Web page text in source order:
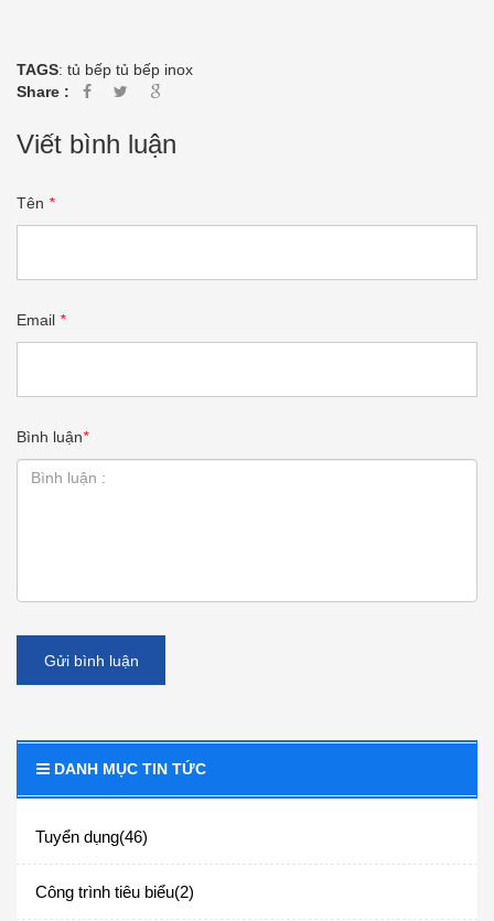
DANH MỤC TIN TỨC
Tuyển dụng(46)
Công trình tiêu biểu(2)
TAGS: tủ bếp tủ bếp inox
Share :
Viết bình luận
Tên *
Email *
Bình luận*
Gửi bình luận